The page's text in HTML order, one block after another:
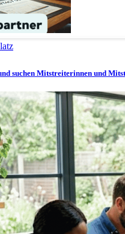
suchen Mitstreiterinnen und